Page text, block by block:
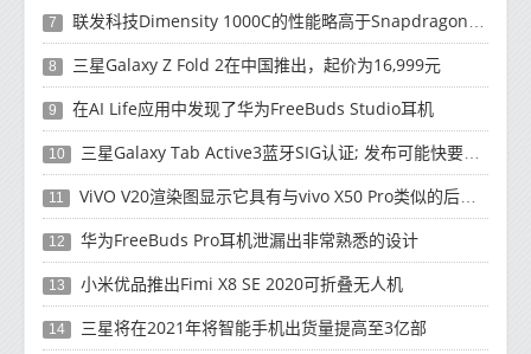
7 联发科技Dimensity 1000C的性能略高于Snapdragon 765G
8 三星Galaxy Z Fold 2在中国推出，起价为16,999元
9 在AI Life应用中发现了华为FreeBuds Studio耳机
10 三星Galaxy Tab Active3蓝牙SIG认证; 发布可能快要结束了
11 ViVO V20渲染图显示它具有与vivo X50 Pro类似的后部设计
12 华为FreeBuds Pro耳机泄漏出非常熟悉的设计
13 小米优品推出Fimi X8 SE 2020可折叠无人机
14 三星将在2021年将智能手机出货量提高至3亿部